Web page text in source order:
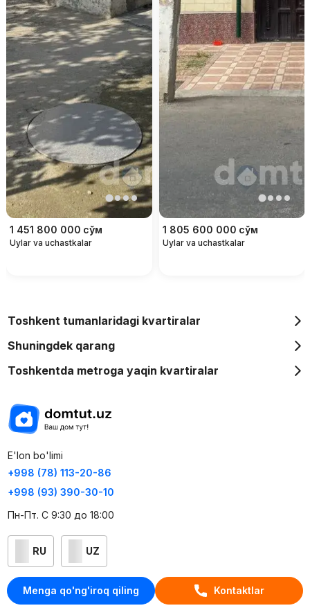
Menga qo'ng'iroq qiling Kontaktlar
1 451 800 000 сўм
Uylar va uchastkalar
1 805 600 000 сўм
Uylar va uchastkalar
Toshkent tumanlaridagi kvartiralar
Shuningdek qarang
Toshkentda metroga yaqin kvartiralar
E'lon bo'limi
+998 (78) 113-20-86
+998 (93) 390-30-10
Пн-Пт. С 9:30 до 18:00
RU UZ
Kontaktlar